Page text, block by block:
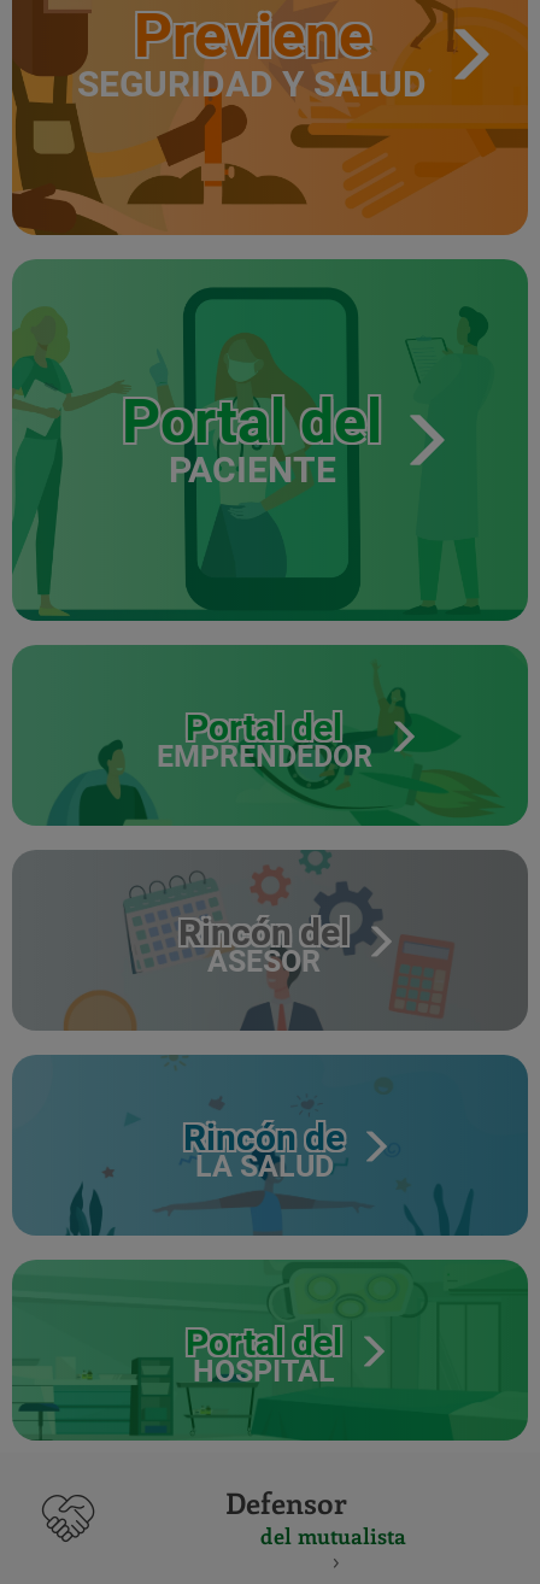
Previene
SEGURIDAD Y SALUD
Portal del
PACIENTE
Portal del
EMPRENDEDOR
Rincón del
ASESOR
Rincón de
LA SALUD
Portal del
HOSPITAL
Defensor
del mutualista